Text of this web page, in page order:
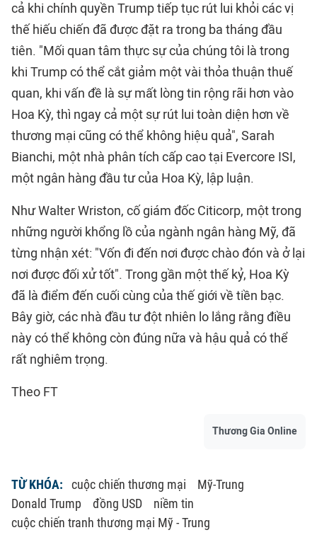
cả khi chính quyền Trump tiếp tục rút lui khỏi các vị
thế hiếu chiến đã được đặt ra trong ba tháng đầu
tiên. "Mối quan tâm thực sự của chúng tôi là trong
khi Trump có thể cắt giảm một vài thỏa thuận thuế
quan, khi vấn đề là sự mất lòng tin rộng rãi hơn vào
Hoa Kỳ, thì ngay cả một sự rút lui toàn diện hơn về
thương mại cũng có thể không hiệu quả", Sarah
Bianchi, một nhà phân tích cấp cao tại Evercore ISI,
một ngân hàng đầu tư của Hoa Kỳ, lập luận.
Như Walter Wriston, cố giám đốc Citicorp, một trong
những người khổng lồ của ngành ngân hàng Mỹ, đã
từng nhận xét: "Vốn đi đến nơi được chào đón và ở lại
nơi được đối xử tốt". Trong gần một thế kỷ, Hoa Kỳ
đã là điểm đến cuối cùng của thế giới về tiền bạc.
Bây giờ, các nhà đầu tư đột nhiên lo lắng rằng điều
này có thể không còn đúng nữa và hậu quả có thể
rất nghiêm trọng.
Theo FT
Thương Gia Online
TỪ KHÓA: cuộc chiến thương mại
Mỹ-Trung
Donald Trump
đồng USD
niềm tin
cuộc chiến tranh thương mại Mỹ - Trung